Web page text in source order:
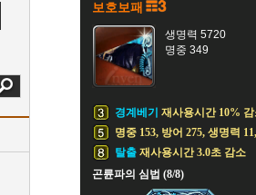
보호보패
생명력 5720
명중 349
경계베기 재사용시간 10%
명중 153, 방어 275, 생명력
탈출 재사용시간 3.0초 감소
곤륜파의 심법 (8/8)